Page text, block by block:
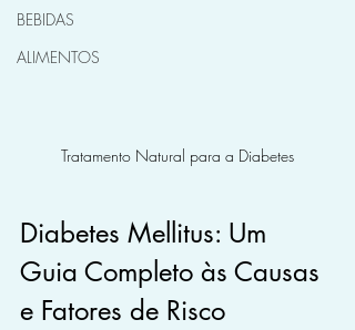
BEBIDAS
ALIMENTOS
Tratamento Natural para a Diabetes
Diabetes Mellitus: Um
Guia Completo às Causas
e Fatores de Risco